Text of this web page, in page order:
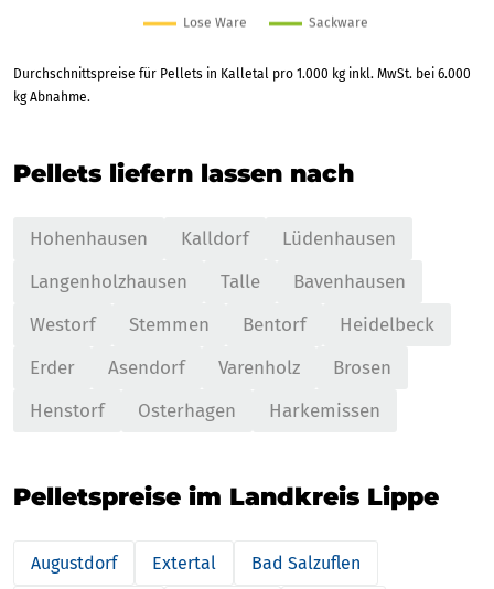
Durchschnittspreise für Pellets in Kalletal pro 1.000 kg inkl. MwSt. bei 6.000
kg Abnahme.
Pellets liefern lassen nach
Hohenhausen Kalldorf
Lüdenhausen
Langenholzhausen
Talle
Bavenhausen
Westorf
Stemmen Bentorf
Heidelbeck
Erder
Asendorf Varenholz
Brosen
Henstorf
Osterhagen Harkemissen
Pelletspreise im Landkreis Lippe
Augustdorf Extertal Bad Salzuflen